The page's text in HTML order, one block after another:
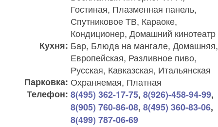
Гостиная, Плазменная панель,
Спутниковое ТВ, Караоке,
Кондиционер, Домашний кинотеатр
Кухня: Бар, Блюда на мангале, Домашняя,
Европейская, Разливное пиво,
Русская, Кавказская, Итальянская
Парковка: Охраняемая, Платная
Телефон: 8(495) 362-17-75, 8(926)-458-94-99,
8(905) 760-86-08, 8(495) 360-83-06,
8(499) 787-06-69